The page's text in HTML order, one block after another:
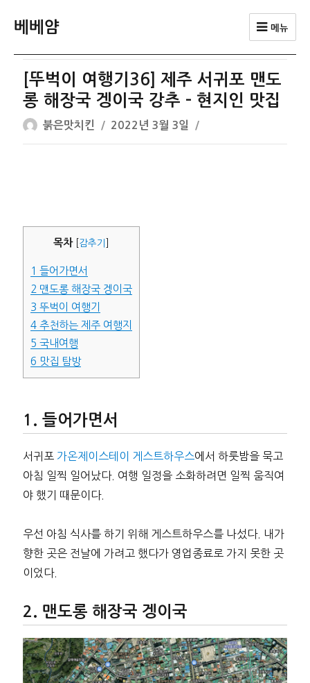
베베얌 메뉴
[뚜벅이 여행기36] 제주 서귀포 맨도
롱 해장국 겡이국 강추 – 현지인 맛집
글
쓴
붉은맛치킨
작
성
2022년 3월 3일
목차 감추기
1 들어가면서
2 맨도롱 해장국 겡이국
3 뚜벅이 여행기
4추천하는 제주 여행지
5 국내여행
6 맛집 탐방
들어가면서
서귀포 가온제이스테이 게스트하우스에서 하룻밤을 묵고
아침 일찍 일어났다. 여행 일정을 소화하려면 일찍 움직여
야 했기 때문이다.
우선 아침 식사를 하기 위해 게스트하우스를 나섰다. 내가
향한 곳은 전날에 가려고 했다가 영업종료로 가지 못한 곳
이었다.
맨도롱 해장국 겡이국